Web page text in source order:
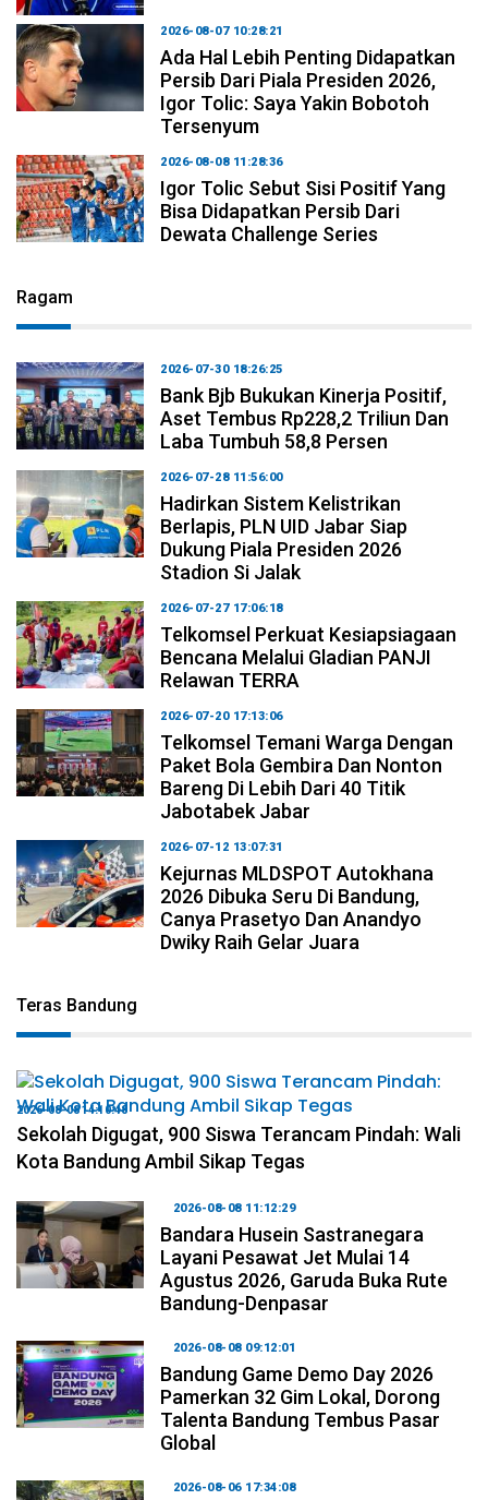
2026-08-07 10:28:21
Ada Hal Lebih Penting Didapatkan
Persib Dari Piala Presiden 2026,
Igor Tolic: Saya Yakin Bobotoh
Tersenyum
2026-08-08 11:28:36
Igor Tolic Sebut Sisi Positif Yang
Bisa Didapatkan Persib Dari
Dewata Challenge Series
Ragam
2026-07-30 18:26:25
Bank Bjb Bukukan Kinerja Positif,
Aset Tembus Rp228,2 Triliun Dan
Laba Tumbuh 58,8 Persen
2026-07-28 11:56:00
Hadirkan Sistem Kelistrikan
Berlapis, PLN UID Jabar Siap
Dukung Piala Presiden 2026
Stadion Si Jalak
2026-07-27 17:06:18
Telkomsel Perkuat Kesiapsiagaan
Bencana Melalui Gladian PANJI
Relawan TERRA
2026-07-20 17:13:06
Telkomsel Temani Warga Dengan
Paket Bola Gembira Dan Nonton
Bareng Di Lebih Dari 40 Titik
Jabotabek Jabar
2026-07-12 13:07:31
Kejurnas MLDSPOT Autokhana
2026 Dibuka Seru Di Bandung,
Canya Prasetyo Dan Anandyo
Dwiky Raih Gelar Juara
Teras Bandung
2026-08-08 14:10:48
Sekolah Digugat, 900 Siswa Terancam Pindah: Wali
Kota Bandung Ambil Sikap Tegas
2026-08-08 11:12:29
Bandara Husein Sastranegara
Layani Pesawat Jet Mulai 14
Agustus 2026, Garuda Buka Rute
Bandung-Denpasar
2026-08-08 09:12:01
Bandung Game Demo Day 2026
Pamerkan 32 Gim Lokal, Dorong
Talenta Bandung Tembus Pasar
Global
2026-08-06 17:34:08